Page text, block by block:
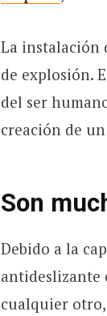
La instalación
de explosión.
del ser
creación de
Son
Debido a la
antideslizante
cualquier